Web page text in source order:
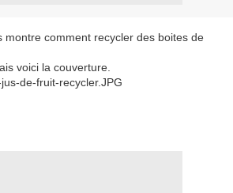
montre comment recycler des boites de
voici la couverture.